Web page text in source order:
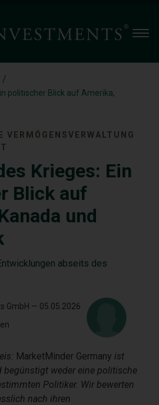
/
politischer Blick auf Amerika,
VERMÖGENSVERWALTUNG
Krieges: Ein
Blick auf
und
abseits des
GmbH — 05.05.2026
MarketMinder Germany ist
weder eine politische
Politiker. Wir bewerten
nach ihren